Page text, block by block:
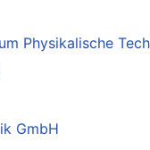
Physikalische
GmbH